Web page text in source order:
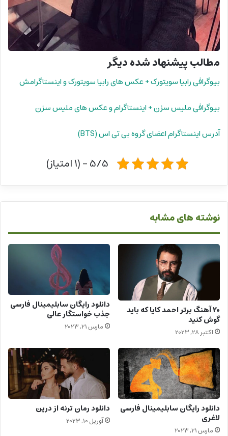
مطالب پیشنهاد شده دیگر
بیوگرافی رابیا سویتورک + عکس های رابیا سویتورک و اینستاگرامش
بیوگرافی ملیس سزن + اینستاگرام و عکس های ملیس سزن
آدرس اینستاگرام اعضای گروه بی تی اس (BTS)
5/5 - (1 امتیاز)
نوشته های مشابه
20 آهنگ برتر احمد کایا که باید
گوش کنید
اکتبر 28, 2023
دانلود رایگان سابلیمینال فارسی
جذب خواستگار عالی
مارس 21, 2023
دانلود رایگان سابلیمینال فارسی
لاغری
مارس 21, 2023
دانلود رمان ترنه از درین
آوریل 10, 2023